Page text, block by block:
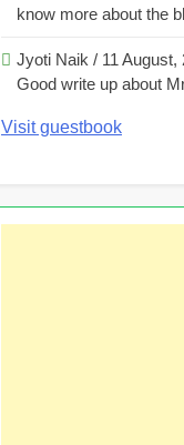
know more about the
Jyoti Naik / 11 August,
Good write up about
Visit guestbook